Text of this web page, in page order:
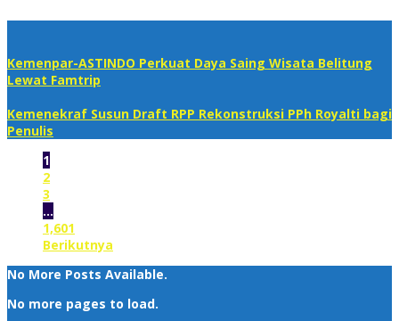
Kemenpar-ASTINDO Perkuat Daya Saing Wisata Belitung
Lewat Famtrip
Kemenekraf Susun Draft RPP Rekonstruksi PPh Royalti bagi
Penulis
1
2
3
…
1,601
Berikutnya
No More Posts Available.
No more pages to load.